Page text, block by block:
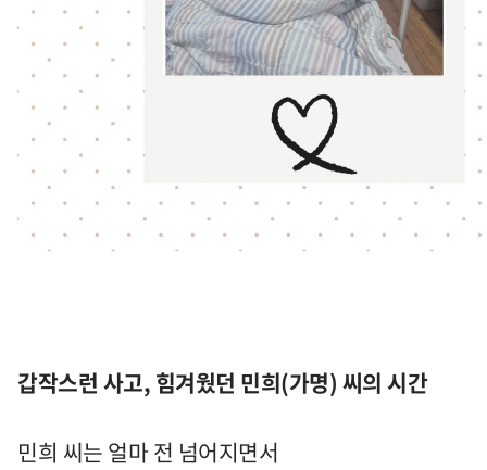
갑작스런 사고, 힘겨웠던 민희(가명) 씨의 시간
민희 씨는 얼마 전 넘어지면서